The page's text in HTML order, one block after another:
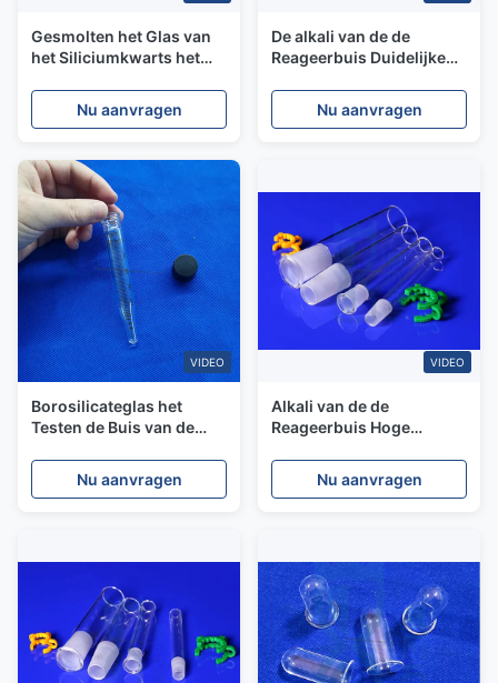
Gesmolten het Glas van
het Siliciumkwarts het
2.2g/Weerstand de Op
hoge temperatuur van
Nu aanvragen
De alkali van de de
Reageerbuis Duidelijke
Weerstands Zuivere
Kwarts Gezamenlijke
Nu aanvragen
VIDEO
Borosilicateglas het
Testen de Buis van de
Plastic Deksel van het
Schroefhoofd
Nu aanvragen
VIDEO
Alkali van de de
Reageerbuis Hoge
Weerstands Zuivere
Kwarts Duidelijke de
Nu aanvragen